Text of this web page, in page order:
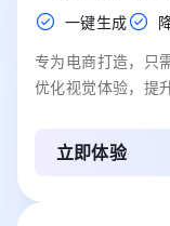
一键生成
专为电商打造，只
优化视觉体验，提
立即体验